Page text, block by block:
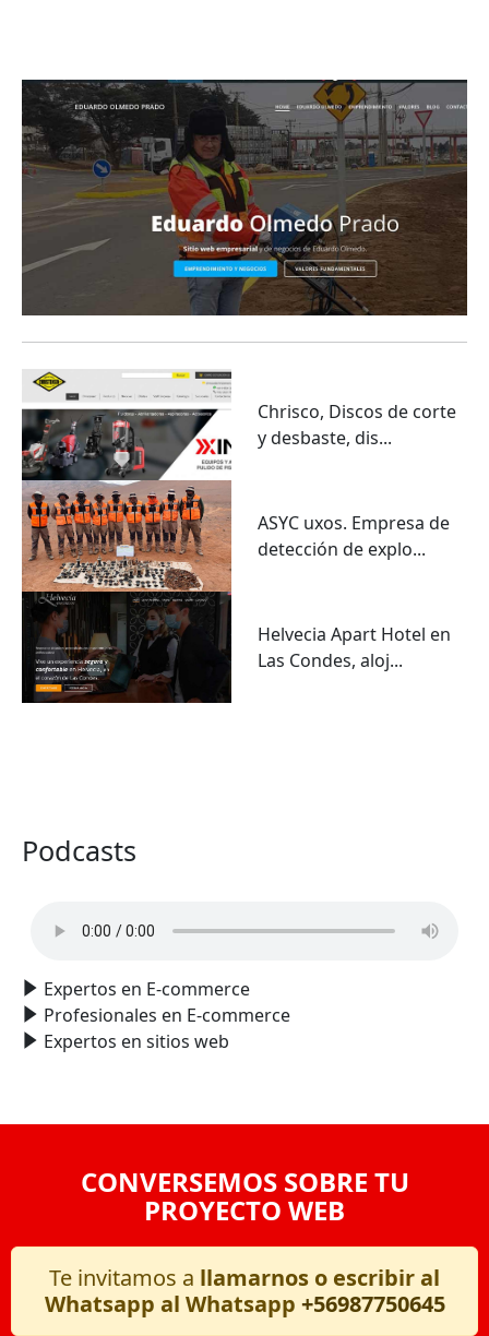
Chrisco, Discos de corte
y desbaste, dis...
ASYC uxos. Empresa de
detección de explo...
Helvecia Apart Hotel en
Las Condes, aloj...
Podcasts
Expertos en E-commerce
Profesionales en E-commerce
Expertos en sitios web
CONVERSEMOS SOBRE TU
PROYECTO WEB
Te invitamos a llamarnos o escribir al
Whatsapp al Whatsapp +56987750645